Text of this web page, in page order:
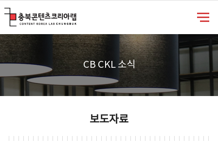
CB CKL 소식
보도자료